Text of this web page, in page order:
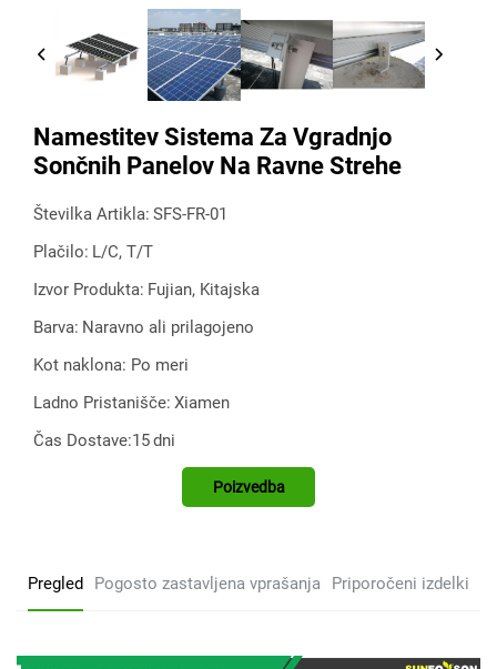
Namestitev Sistema Za Vgradnjo
Sončnih Panelov Na Ravne Strehe
Številka Artikla: SFS-FR-01
Plačilo: L/C, T/T
Izvor Produkta: Fujian, Kitajska
Barva: Naravno ali prilagojeno
Kot naklona: Po meri
Ladno Pristanišče: Xiamen
Čas Dostave:15dni
Poizvedba
Pregled Pogosto zastavljena vprašanja Priporočeni izdelki